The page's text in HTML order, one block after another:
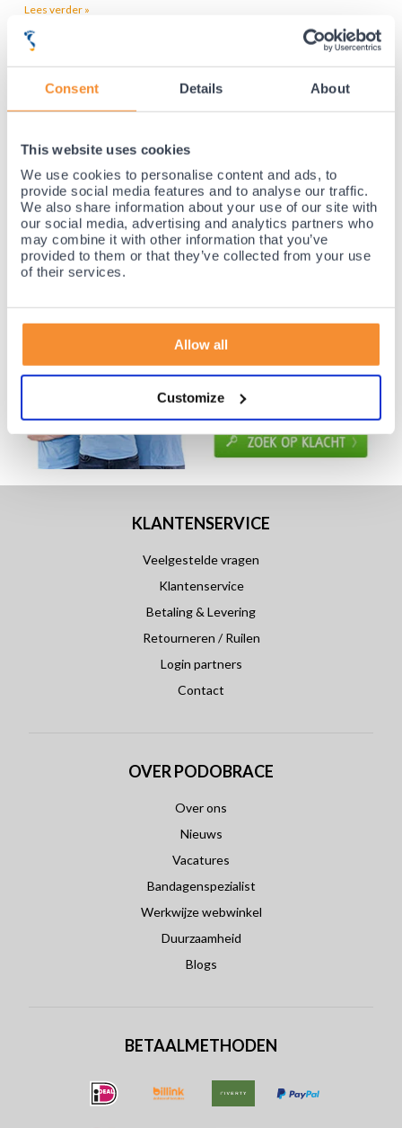
Consent Details About
This website uses cookies
We use cookies to personalise content and ads, to
provide social media features and to analyse our traffic.
We also share information about your use of our site with
our social media, advertising and analytics partners who
may combine it with other information that you’ve
provided to them or that they’ve collected from your use
of their services.
Allow all
Customize
Lees verder »
35 jaar medische ervaring!
Nr.1 in Benelux en Duitsland!
Gratis retourneren en 14 dagen uitproberen!
Achteraf betalen mogelijk! Nergens goedkoper!
KLANTENSERVICE
Veelgestelde vragen
Klantenservice
Betaling & Levering
Retourneren / Ruilen
Login partners
Contact
OVER PODOBRACE
Over ons
Nieuws
Vacatures
Bandagenspezialist
Werkwijze webwinkel
Duurzaamheid
Blogs
BETAALMETHODEN